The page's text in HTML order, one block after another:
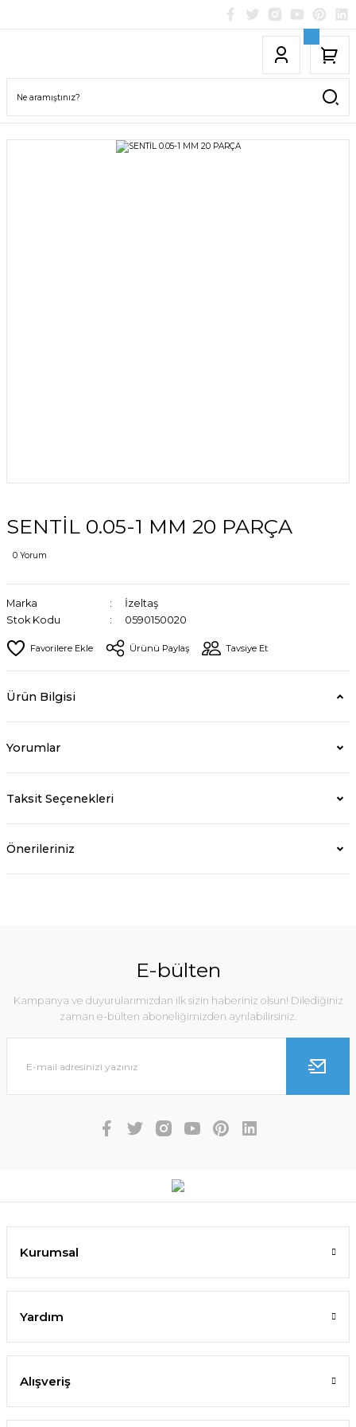
SENTİL 0.05-1 MM 20 PARÇA
0 Yorum
Marka
İzeltaş
Stok Kodu
0590150020
Ürünü Paylaş Tavsiye Et
Ürün Bilgisi
Yorumlar
Taksit Seçenekleri
Önerileriniz
E-bülten
Kampanya ve duyurularımızdan ilk sizin haberiniz olsun! Dilediğiniz
zaman e-bülten aboneliğimizden ayrılabilirsiniz.
Kurumsal
Yardım
Alışveriş